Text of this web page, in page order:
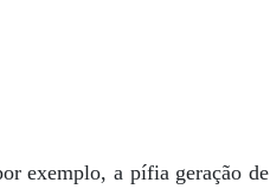
exemplo, a pífia geração de